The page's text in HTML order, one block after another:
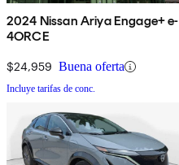
2024 Nissan Ariya Engage+ e-
4ORCE
$24,959 Buena oferta
Incluye tarifas de conc.